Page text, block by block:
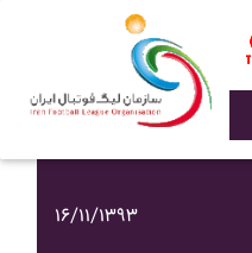
۱۶/۱۱/۱۳۹۳